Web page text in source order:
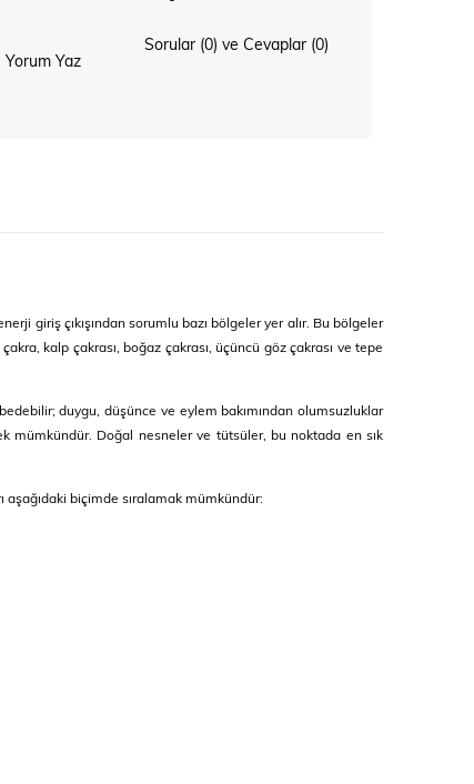
Yorum Yaz
Sorular (0) ve Cevaplar (0)
giriş çıkışından sorumlu bazı bölgeler yer alır. Bu bölgeler
kalp çakrası, boğaz çakrası, üçüncü göz çakrası ve tepe
duygu, düşünce ve eylem bakımından olumsuzluklar
mümkündür. Doğal nesneler ve tütsüler, bu noktada en sık
biçimde sıralamak mümkündür: